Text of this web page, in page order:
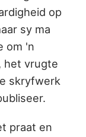
op
sy ma
om 'n
het vrugte
skryfwerk
praat en